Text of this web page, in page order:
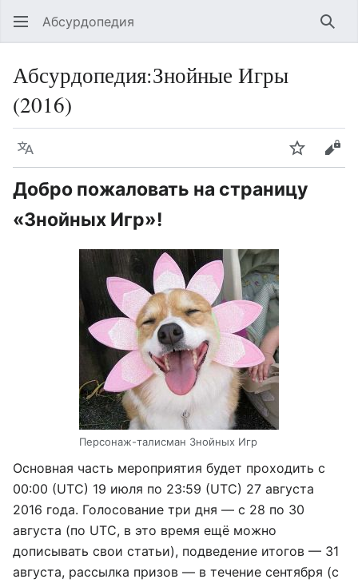
Абсурдопедия
Абсурдопедия:Знойные Игры
(2016)
Язык
Добро пожаловать на страницу
«Знойных Игр»!
Персонаж-талисман Знойных Игр
Основная часть мероприятия будет проходить с
00:00 (UTC) 19 июля по 23:59 (UTC) 27 августа
2016 года. Голосование три дня — с 28 по 30
августа (по UTC, в это время ещё можно
дописывать свои статьи), подведение итогов — 31
августа, рассылка призов — в течение сентября (с